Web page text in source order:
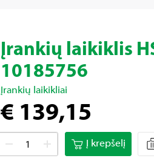
Įrankių laikiklis
10185756
Įrankių laikikliai
€ 139,15
Į krepšelį